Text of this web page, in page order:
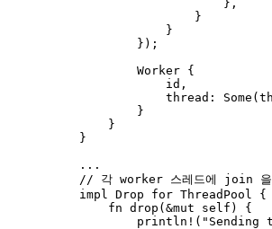
},
}
}
});
Worker {
id ,
thread : Some(
}
}
}
...
// 각 worker 스레드에 join 을
impl
Drop for ThreadPool {
fn drop ( &mut self ) {
println! ( " Sending